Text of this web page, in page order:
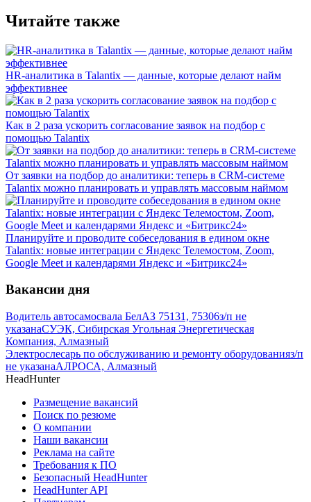
Читайте также
HR-аналитика в Talantix — данные, которые делают найм
эффективнее
Как в 2 раза ускорить согласование заявок на подбор с
помощью Talantix
От заявки на подбор до аналитики: теперь в CRM-системе
Talantix можно планировать и управлять массовым наймом
Планируйте и проводите собеседования в едином окне
Talantix: новые интеграции с Яндекс Телемостом, Zoom,
Google Meet и календарями Яндекс и «Битрикс24»
Вакансии дня
Водитель автосамосвала БелАЗ 75131, 75306з/п не
указанаСУЭК, Сибирская Угольная Энергетическая
Компания, Алмазный
Электрослесарь по обслуживанию и ремонту оборудованияз/п
не указанаАЛРОСА, Алмазный
HeadHunter
Размещение вакансий
Поиск по резюме
О компании
Наши вакансии
Реклама на сайте
Требования к ПО
Безопасный HeadHunter
HeadHunter API